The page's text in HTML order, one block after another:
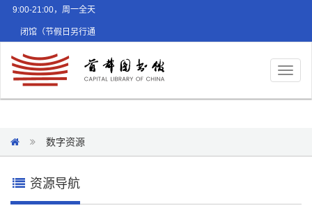
9:00-21:00，周一全天
闭馆（节假日另行通
数字资源
资源导航